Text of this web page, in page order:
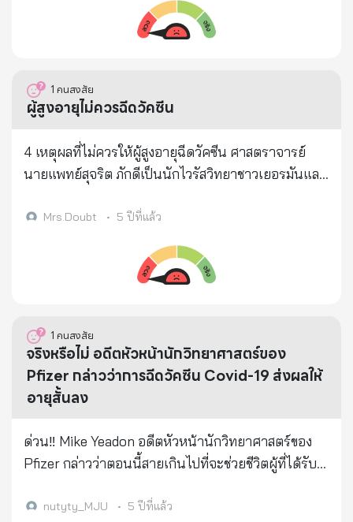
วิทยาที่ได้รับการยกย่องทั่วโลกกล่าวต่อไป....ถึง
กระบวนการ/แผนการ ที่จะฆ่าคนส่วนใหญ่ที่ยังมีชีวิตอยู่
รับ จะเสียชีวิตภายใน 2 สัปดาห์. ผู้ที่ยังรอดชีวิต...มีจะ
อายุขัยโดยเฉลี่ย 2 ปี แต่จะลดลงเรื่อยๆเมื่อ ฉีดเสริม(เข็ม
ระหว่างการพัฒนาเพื่อทำให้เกิดความเสื่อมโทรมของ
อวัยวะอย่างเฉพาะเจาะจง เช่น หัวใจ ปอด และสมอง ...
หมายของการวิจัยและพัฒนาของยักษ์ใหญ่ด้าน
Yeadon กล่าวว่าเป้าหมายสุดท้ายของปัจจุบันของการฉีด
วัคซีน..อาจเป็นเพียงเหตุการณ์การลดจำนวน
เหมือนเป็นเพียงการสร้างมิกกี้เมาส์ 'หลายพันล้านคนได้
รับผลร้ายไปแล้ว... ความตายและเจ็บปวดรวดร้าว ที่
เปลี่ยนแปลงไม่ได้ ผู้ที่ได้รับการฉีดแต่ละคนจะต้องเสีย
ชีวิตก่อนวัยอันควรอย่างแน่นอน และ 3 ปีเป็นการ
หวังว่าจะมีชีวิตอยู่ "
https://www.lifesitenews.com/news/exclusive-
you-in-a-way-that-could-lead-to-your-death
1 คนสงสัย
ผู้สูงอายุไม่ควรฉีดวัคซีน
4 เหตุผลที่ไม่ควรให้ผู้สูงอายุฉีดวัคซีน ศาสตราจารย์
นายแพทย์สุจริต ภักดีเป็นนักไวรัสวิทยาชาวเยอรมันและ
สหรัฐอเมริกาและได้รับการศึกษาที่โรงเรียนในสวิตเซอร์
แพทย์และสุขอนามัยในเยอรมนี นายแพทย์สุจริต ภักดี
-19 อย่างเด็ดขาดและนี่คือ 4 เหตุผลของท่าน 1. วัคซีน
เฉพาะตัวมันเองก็ทำให้เกิดผลข้างเคียงอยู่แล้ว : วัคซีน
ป้องกัน Covid - 19 นี้ไม่เคยทดสอบกับผู้สูงอายุ เกือบ
ทั้งหมดทดลองกับคนหนุ่มสาวที่แข็งแรง เท่านั้น ราวครึ่ง
ปวดหัว และไม่สบาย ดังนั้นถ้าฉีดวัคซีนนี้ให้กับคนสูง
อายุที่มีอาการเหล่านี้อยู่ก่อนแล้ว ก็จินตนาการไม่ออกว่า
ประกอบหลายอย่างซึ่งสารหรือสิ่งที่ถูกห่อหุ้ม (mRNA)
Mrs.Doubt • 5 ปีที่แล้ว
1 คนสงสัย
จริงหรือไม่ อดีตหัวหน้านักวิทยาศาสตร์ของ
Pfizer กล่าวว่าการฉีดวัคซีน Covid-19 ส่งผลให้
อายุสั้นลง
ด่วน‼ Mike Yeadon อดีตหัวหน้านักวิทยาศาสตร์ของ
Pfizer กล่าวว่าตอนนี้สายเกินไปที่จะช่วยชีวิตผู้ที่ได้รับ
การฉีดสารพิษร้ายแรงนี้ ให้ต่อสู้เพื่อการดำรงอยู่ของ
nutyty_MJU • 5 ปีที่แล้ว